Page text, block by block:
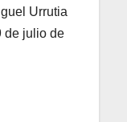
Urrutia
de julio de